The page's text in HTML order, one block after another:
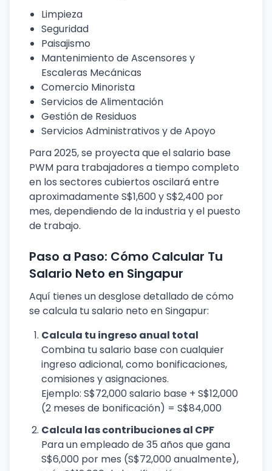
Limpieza
Seguridad
Paisajismo
Mantenimiento de Ascensores y
Escaleras Mecánicas
Comercio Minorista
Servicios de Alimentación
Gestión de Residuos
Servicios Administrativos y de Apoyo
Para 2025, se proyecta que el salario base
PWM para trabajadores a tiempo completo
en los sectores cubiertos oscilará entre
aproximadamente S$1,600 y S$2,400 por
mes, dependiendo de la industria y el puesto
de trabajo.
Paso a Paso: Cómo Calcular Tu
Salario Neto en Singapur
Aquí tienes un desglose detallado de cómo
se calcula tu salario neto en Singapur:
Calcula tu ingreso anual total
Combina tu salario base con cualquier
ingreso adicional, como bonificaciones,
comisiones y asignaciones.
Ejemplo: S$72,000 salario base + S$12,000
(2 meses de bonificación) = S$84,000
Calcula las contribuciones al CPF
Para un empleado de 35 años que gana
S$6,000 por mes (S$72,000 anualmente),